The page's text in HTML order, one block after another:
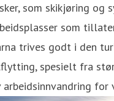
som skikjøring og
som
trives godt i den
spesielt fra
arbeidsinnvandring for